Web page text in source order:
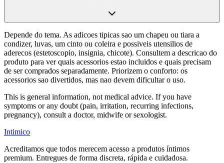
Depende do tema. As adicoes tipicas sao um chapeu ou tiara a
condizer, luvas, um cinto ou coleira e possiveis utensilios de
aderecos (estetoscopio, insignia, chicote). Consultem a descricao do
produto para ver quais acessorios estao incluidos e quais precisam
de ser comprados separadamente. Priorizem o conforto: os
acessorios sao divertidos, mas nao devem dificultar o uso.
This is general information, not medical advice. If you have
symptoms or any doubt (pain, irritation, recurring infections,
pregnancy), consult a doctor, midwife or sexologist.
Intimico
Acreditamos que todos merecem acesso a produtos íntimos
premium. Entregues de forma discreta, rápida e cuidadosa.